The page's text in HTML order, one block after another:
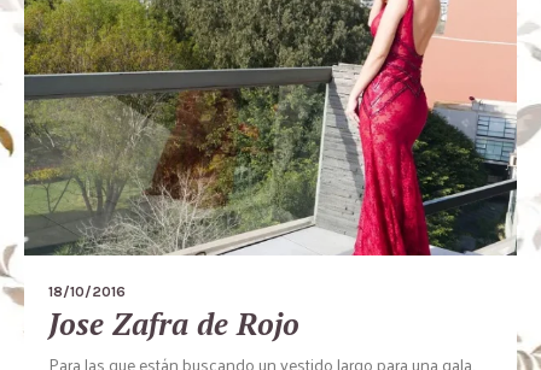
18/10/2016
Jose Zafra de Rojo